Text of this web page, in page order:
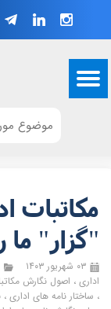
مکاتبات
"گزار" ما
۰۳ شهریور ۱۴۰۳
اداری ، اصول نگارش
، ساختار نامه های اداری ،